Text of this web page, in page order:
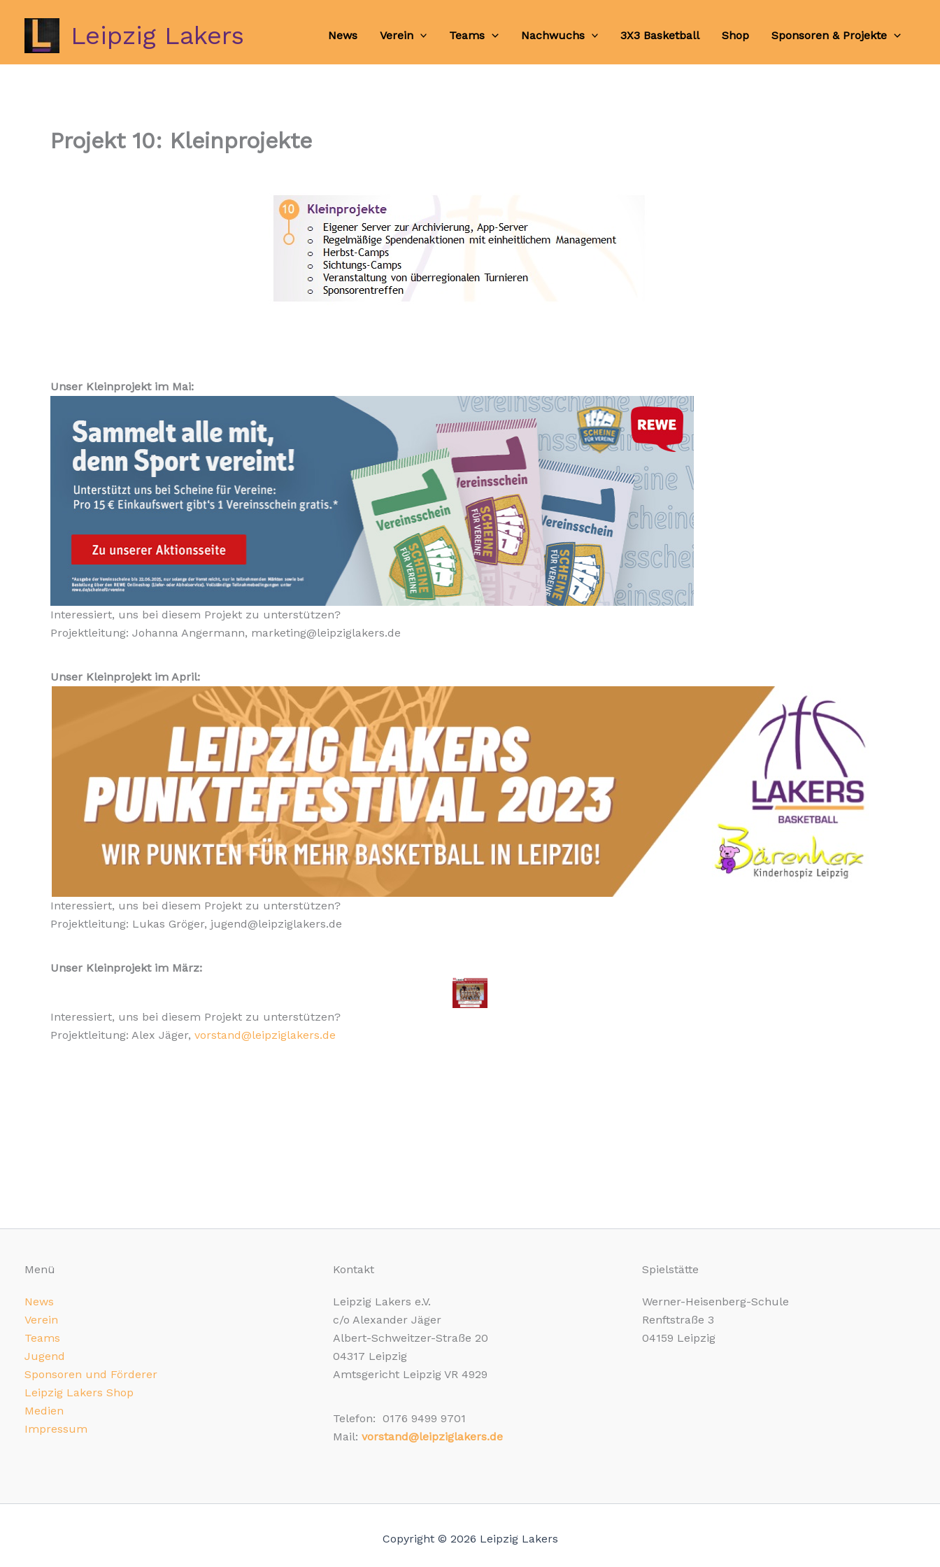
Inhalt
springen
Leipzig Lakers News Verein Teams Nachwuchs 3X3 Basketball Shop Sponsoren & Projekte
Projekt 10: Kleinprojekte
Unser Kleinprojekt im Mai:
Interessiert, uns bei diesem Projekt zu unterstützen?
Projektleitung: Johanna Angermann, marketing@leipziglakers.de
Unser Kleinprojekt im April:
Interessiert, uns bei diesem Projekt zu unterstützen?
Projektleitung: Lukas Gröger, jugend@leipziglakers.de
Unser Kleinprojekt im März:
Interessiert, uns bei diesem Projekt zu unterstützen?
Projektleitung: Alex Jäger, vorstand@leipziglakers.de
Menü
News
Verein
Teams
Jugend
Sponsoren und Förderer
Leipzig Lakers Shop
Medien
Impressum
Kontakt
Leipzig Lakers e.V.
c/o Alexander Jäger
Albert-Schweitzer-Straße 20
04317 Leipzig
Amtsgericht Leipzig VR 4929
Telefon: 0176 9499 9701
Mail:vorstand@leipziglakers.de
Spielstätte
Werner-Heisenberg-Schule
Renftstraße 3
04159 Leipzig
Copyright © 2026 Leipzig Lakers